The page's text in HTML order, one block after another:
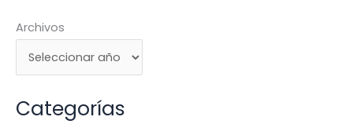
Archivos
Categorías